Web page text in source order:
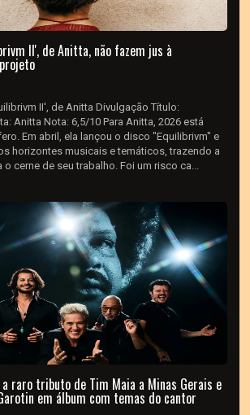
II', de Anitta, não fazem jus à
II', de Anitta Divulgação Título:
Anitta Nota: 6,5/10 Para Anitta, 2026 está
Em abril, ela lançou o disco "Equilibrivm" e
horizontes musicais e temáticos, trazendo a
cerne de seu trabalho. Foi um risco ca...
raro tributo de Tim Maia a Minas Gerais e
em álbum com temas do cantor